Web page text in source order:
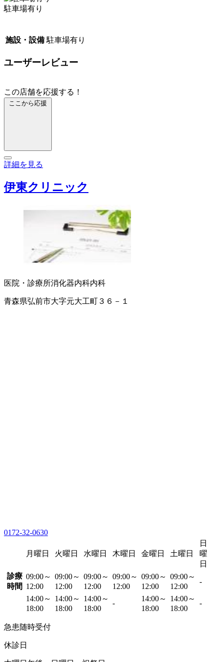
駐車場有り
施設・設備 駐車場有り
ユーザーレビュー
この店舗を応援する！
ここから応援
詳細を見る
伊東クリニック
医院・診療所消化器内科内科
青森県弘前市大字元大工町３６－１
0172-32-0630
月曜日 火曜日 水曜日 木曜日 金曜日 土曜日
日
曜
日
診療
時間
09:00～
12:00
09:00～
12:00
09:00～
12:00
09:00～
12:00
09:00～
12:00
09:00～
12:00
-
14:00～
18:00
14:00～
18:00
14:00～
18:00
-
14:00～
18:00
14:00～
18:00
-
急患随時受付
休診日